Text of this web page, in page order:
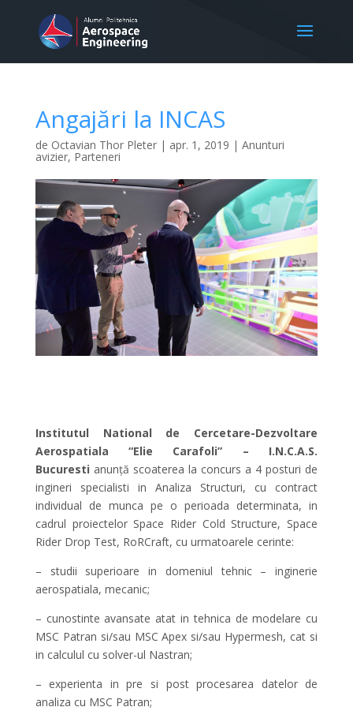
Angajări la INCAS
de Octavian Thor Pleter| apr. 1, 2019 | Anunturi
avizier, Parteneri
Institutul National de Cercetare-Dezvoltare
Aerospatiala “Elie Carafoli” – I.N.C.A.S.
Bucuresti anunță scoaterea la concurs a 4 posturi de
ingineri specialisti in Analiza Structuri, cu contract
individual de munca pe o perioada determinata, in
cadrul proiectelor Space Rider Cold Structure, Space
Rider Drop Test, RoRCraft, cu urmatoarele cerinte:
– studii superioare in domeniul tehnic – inginerie
aerospatiala, mecanic;
– cunostinte avansate atat in tehnica de modelare cu
MSC Patran si/sau MSC Apex si/sau Hypermesh, cat si
in calculul cu solver-ul Nastran;
– experienta in pre si post procesarea datelor de
analiza cu MSC Patran;